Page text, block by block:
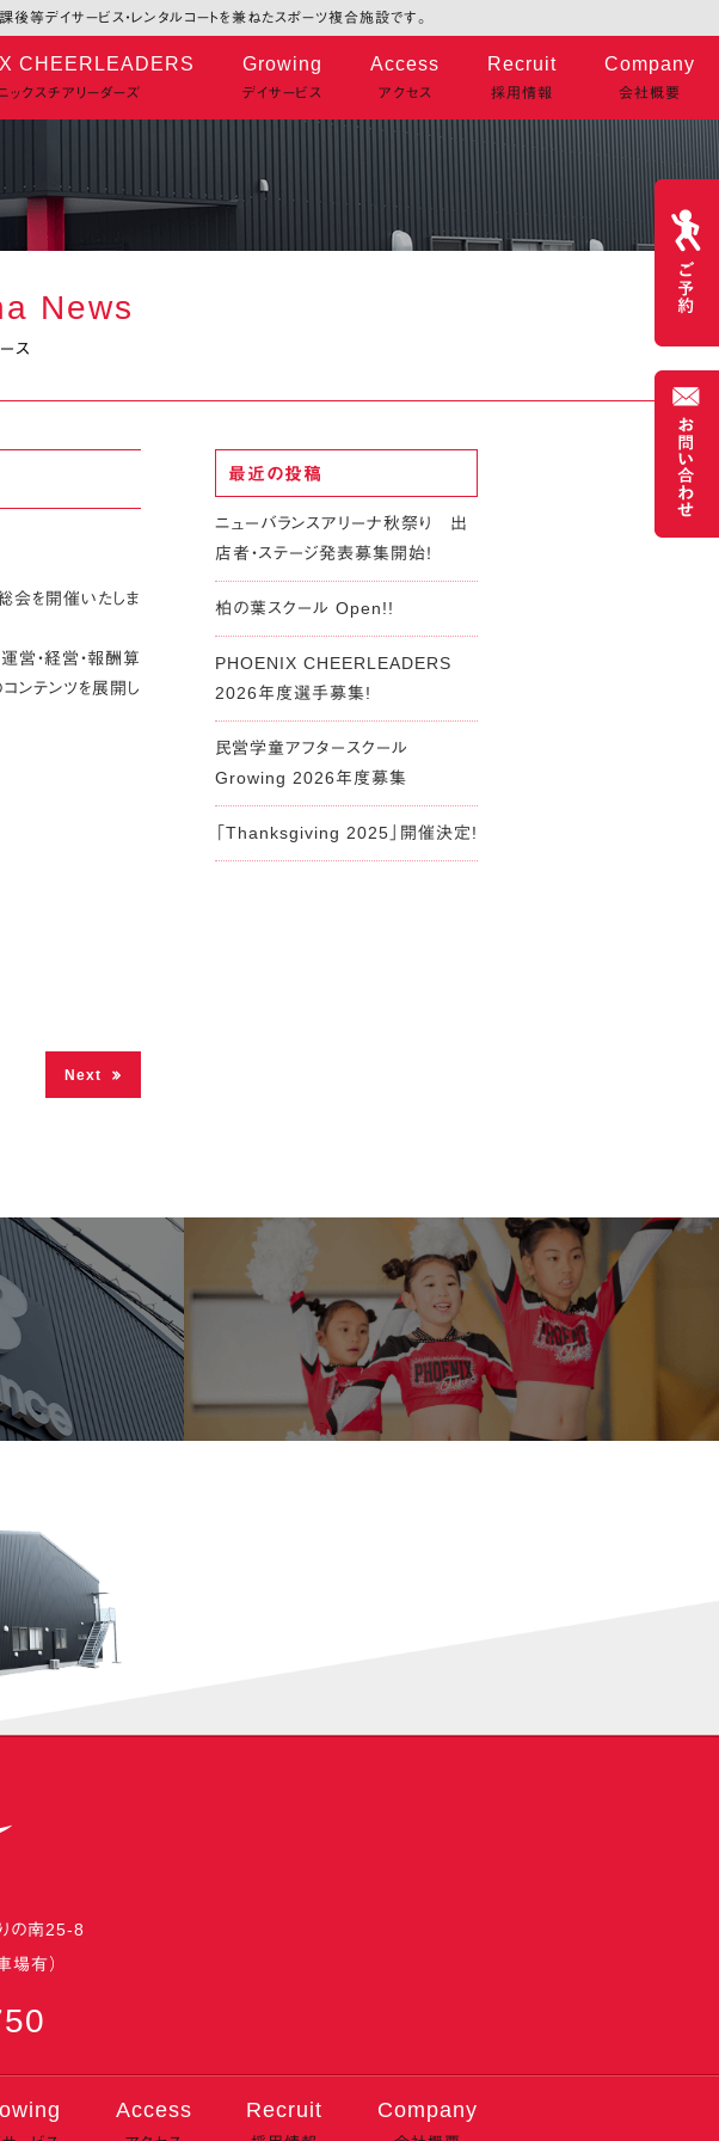
等デイサービス・レンタルコートを兼ねたスポーツ複合施設です。
CHEERLEADERS
ックスチアリーダーズ
Growing
デイサービス
Access
アクセス
Recruit
採用情報
Company
会社概要
News
ス
会を開催いたしま
営・経営・報酬算
ンテンツを展開し
Next
最近の投稿
ニューバランスアリーナ秋祭り 出
店者・ステージ発表募集開始！
柏の葉スクール Open!!
PHOENIX CHEERLEADERS
2026年度選手募集!
民営学童アフタースクール
Growing 2026年度募集
「Thanksgiving 2025」開催決定!
の南25-8
有）
Access Recruit Company